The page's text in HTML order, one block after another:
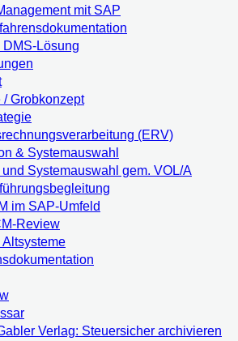
mit SAP
DMS-Lösung
/ Grobkonzept
(ERV)
& Systemauswahl
Systemauswahl gem. VOL/A
im SAP-Umfeld
Review
Altsysteme
Verlag: Steuersicher archivieren